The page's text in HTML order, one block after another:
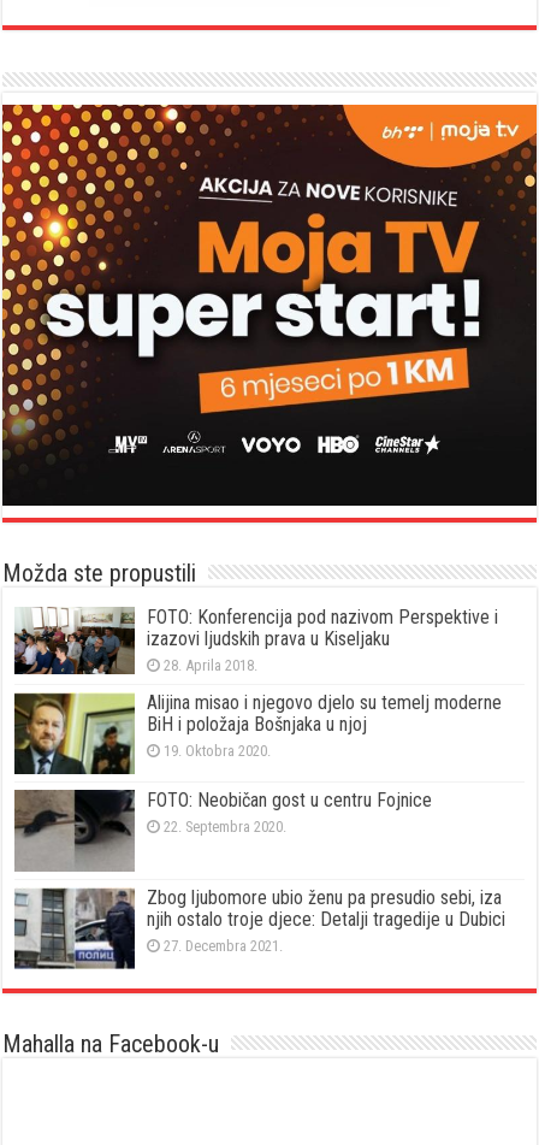
Možda ste propustili
FOTO: Konferencija pod nazivom Perspektive i
izazovi ljudskih prava u Kiseljaku
28. Aprila 2018.
Alijina misao i njegovo djelo su temelj moderne
BiH i položaja Bošnjaka u njoj
19. Oktobra 2020.
FOTO: Neobičan gost u centru Fojnice
22. Septembra 2020.
Zbog ljubomore ubio ženu pa presudio sebi, iza
njih ostalo troje djece: Detalji tragedije u Dubici
27. Decembra 2021.
Mahalla na Facebook-u